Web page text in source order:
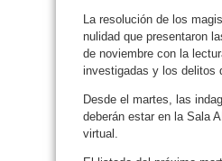
La resolución de los
nulidad que presentaron
de noviembre con la
investigadas y los delitos
Desde el martes, las
deberán estar en la Sala
virtual.